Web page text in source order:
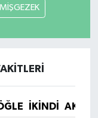
İKINDI